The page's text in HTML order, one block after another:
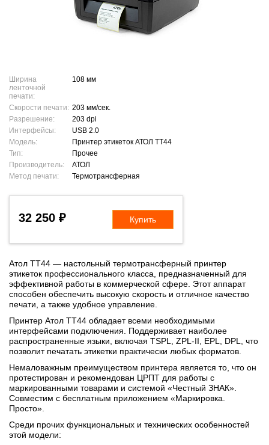
Ширина
ленточной
печати:
108 мм
Скорости печати: 203 мм/сек.
Разрешение:
203 dpi
Интерфейсы:
USB 2.0
Модель:
Принтер этикеток АТОЛ TT44
Тип:
Прочее
Производитель:
АТОЛ
Метод печати:
Термотрансферная
32 250 ₽ Купить
Атол ТТ44 — настольный термотрансферный принтер
этикеток профессионального класса, предназначенный для
эффективной работы в коммерческой сфере. Этот аппарат
способен обеспечить высокую скорость и отличное качество
печати, а также удобное управление.
Принтер Атол ТТ44 обладает всеми необходимыми
интерфейсами подключения. Поддерживает наиболее
распространенные языки, включая TSPL, ZPL-II, EPL, DPL, что
позволит печатать этикетки практически любых форматов.
Немаловажным преимуществом принтера является то, что он
протестирован и рекомендован ЦРПТ для работы с
маркированными товарами и системой «Честный ЗНАК».
Совместим с бесплатным приложением «Маркировка.
Просто».
Среди прочих функциональных и технических особенностей
этой модели: